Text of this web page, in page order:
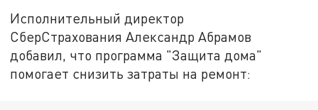
Исполнительный директор
СберСтрахования Александр Абрамов
добавил, что программа "Защита дома"
помогает снизить затраты на ремонт: